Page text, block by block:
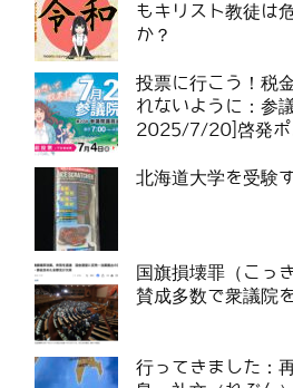
もキリスト教徒は
か？
投票に行こう！税
れないように：参
2025/7/20]啓発ポ
北海道大学を受験
国旗損壊罪（こっ
賛成多数で衆議院
行ってきました：